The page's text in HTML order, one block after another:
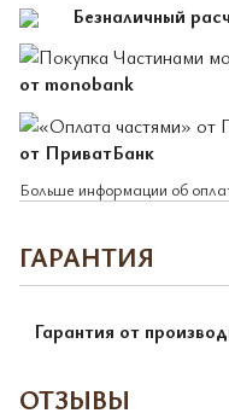
Безналичный
от monobank
от ПриватБанк
Больше информации об
ГАРАНТИЯ
Гарантия от
ОТЗЫВЫ